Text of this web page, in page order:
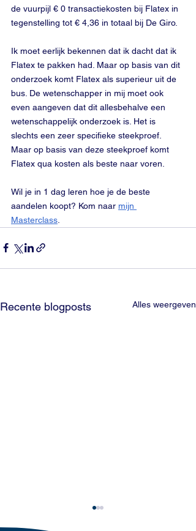
de vuurpijl € 0 transactiekosten bij Flatex in
tegenstelling tot € 4,36 in totaal bij De Giro.
Ik moet eerlijk bekennen dat ik dacht dat ik
Flatex te pakken had. Maar op basis van dit
onderzoek komt Flatex als superieur uit de
bus. De wetenschapper in mij moet ook
even aangeven dat dit allesbehalve een
wetenschappelijk onderzoek is. Het is
slechts een zeer specifieke steekproef.
Maar op basis van deze steekproef komt
Flatex qua kosten als beste naar voren.
Wil je in 1 dag leren hoe je de beste
aandelen koopt? Kom naar mijn
Masterclass
Recente blogposts Alles weergeven